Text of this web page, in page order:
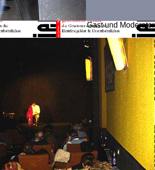
Gast und Moderator